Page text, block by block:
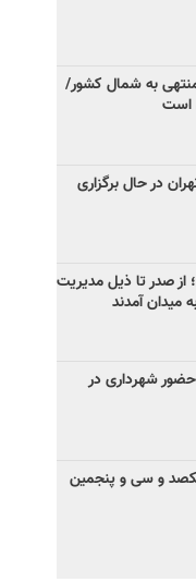
به شمال کشور/
است
در حال برگزاری
از صدر تا ذیل مدیریت
میدان آمدند
حضور شهرداری در
و سی‌ و پنجمین